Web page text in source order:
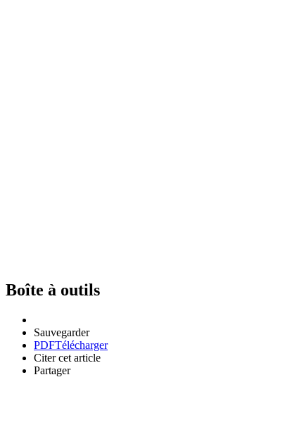
Boîte à outils
Sauvegarder
PDFTélécharger
Citer cet article
Partager